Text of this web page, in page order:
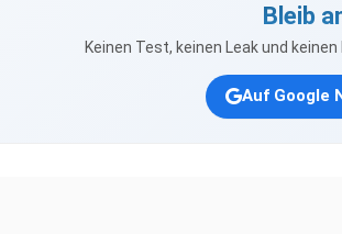
Bleib
Keinen Test, keinen Leak und
Auf Google